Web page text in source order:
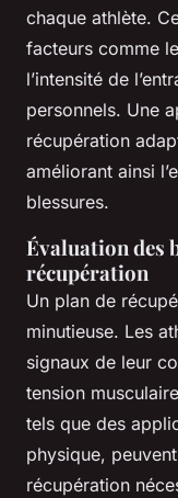
chaque athlète.
facteurs comme
l’intensité de
personnels. Une
récupération
améliorant ainsi
blessures.
Évaluation des
récupération
Un plan de
minutieuse. Les
signaux de leur
tension
tels que des
physique,
récupération